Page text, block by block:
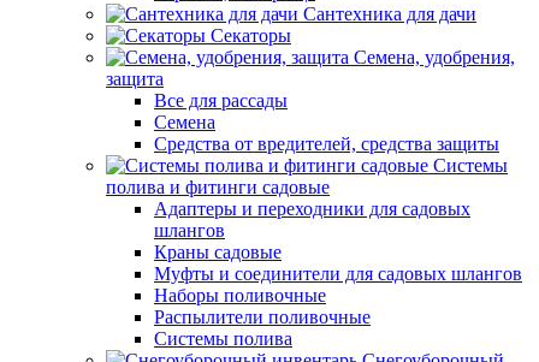
Сантехника для дачи
Секаторы
Семена, удобрения,
защита
Все для рассады
Семена
Средства от вредителей, средства защиты
Системы
полива и фитинги садовые
Адаптеры и переходники для садовых
шлангов
Краны садовые
Муфты и соединители для садовых шлангов
Наборы поливочные
Распылители поливочные
Системы полива